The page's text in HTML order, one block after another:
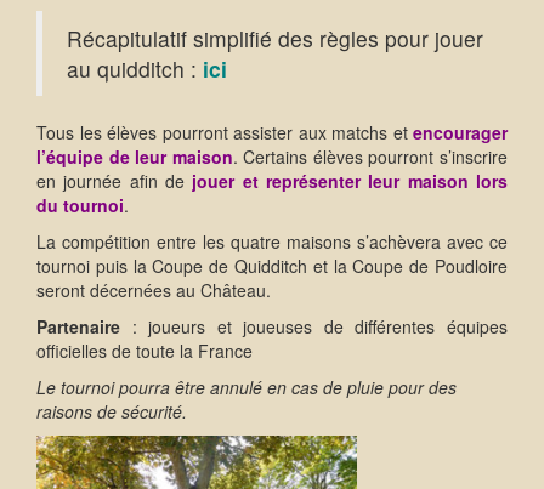
Récapitulatif simplifié des règles pour jouer
au quidditch : ici
Tous les élèves pourront assister aux matchs et encourager
l’équipe de leur maison. Certains élèves pourront s’inscrire
en journée afin de jouer et représenter leur maison lors
du tournoi.
La compétition entre les quatre maisons s’achèvera avec ce
tournoi puis la Coupe de Quidditch et la Coupe de Poudloire
seront décernées au Château.
Partenaire : joueurs et joueuses de différentes équipes
officielles de toute la France
Le tournoi pourra être annulé en cas de pluie pour des
raisons de sécurité.